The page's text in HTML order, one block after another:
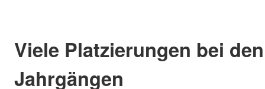
Viele Platzierungen bei
Jahrgängen